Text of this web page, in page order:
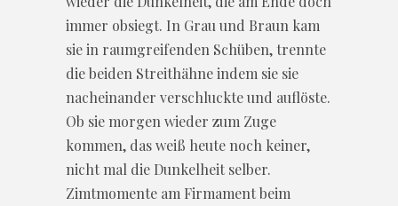
immer obsiegt. In Grau und Braun kam
sie in raumgreifenden Schüben, trennte
die beiden Streithähne indem sie sie
nacheinander verschluckte und auflöste.
Ob sie morgen wieder zum Zuge
kommen, das weiß heute noch keiner,
nicht mal die Dunkelheit selber.
Zimtmomente am Firmament beim